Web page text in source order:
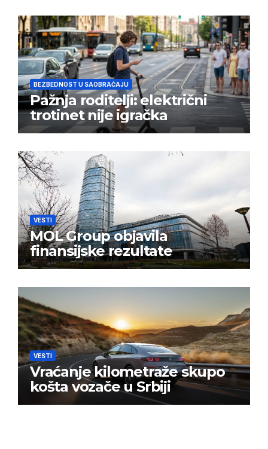
BEZBEDNOST U SAOBRAĆAJU
Pažnja roditelji: električni
trotinet nije igračka
VESTI
MOL Group objavila
finansijske rezultate
VESTI
Vraćanje kilometraže skupo
košta vozače u Srbiji